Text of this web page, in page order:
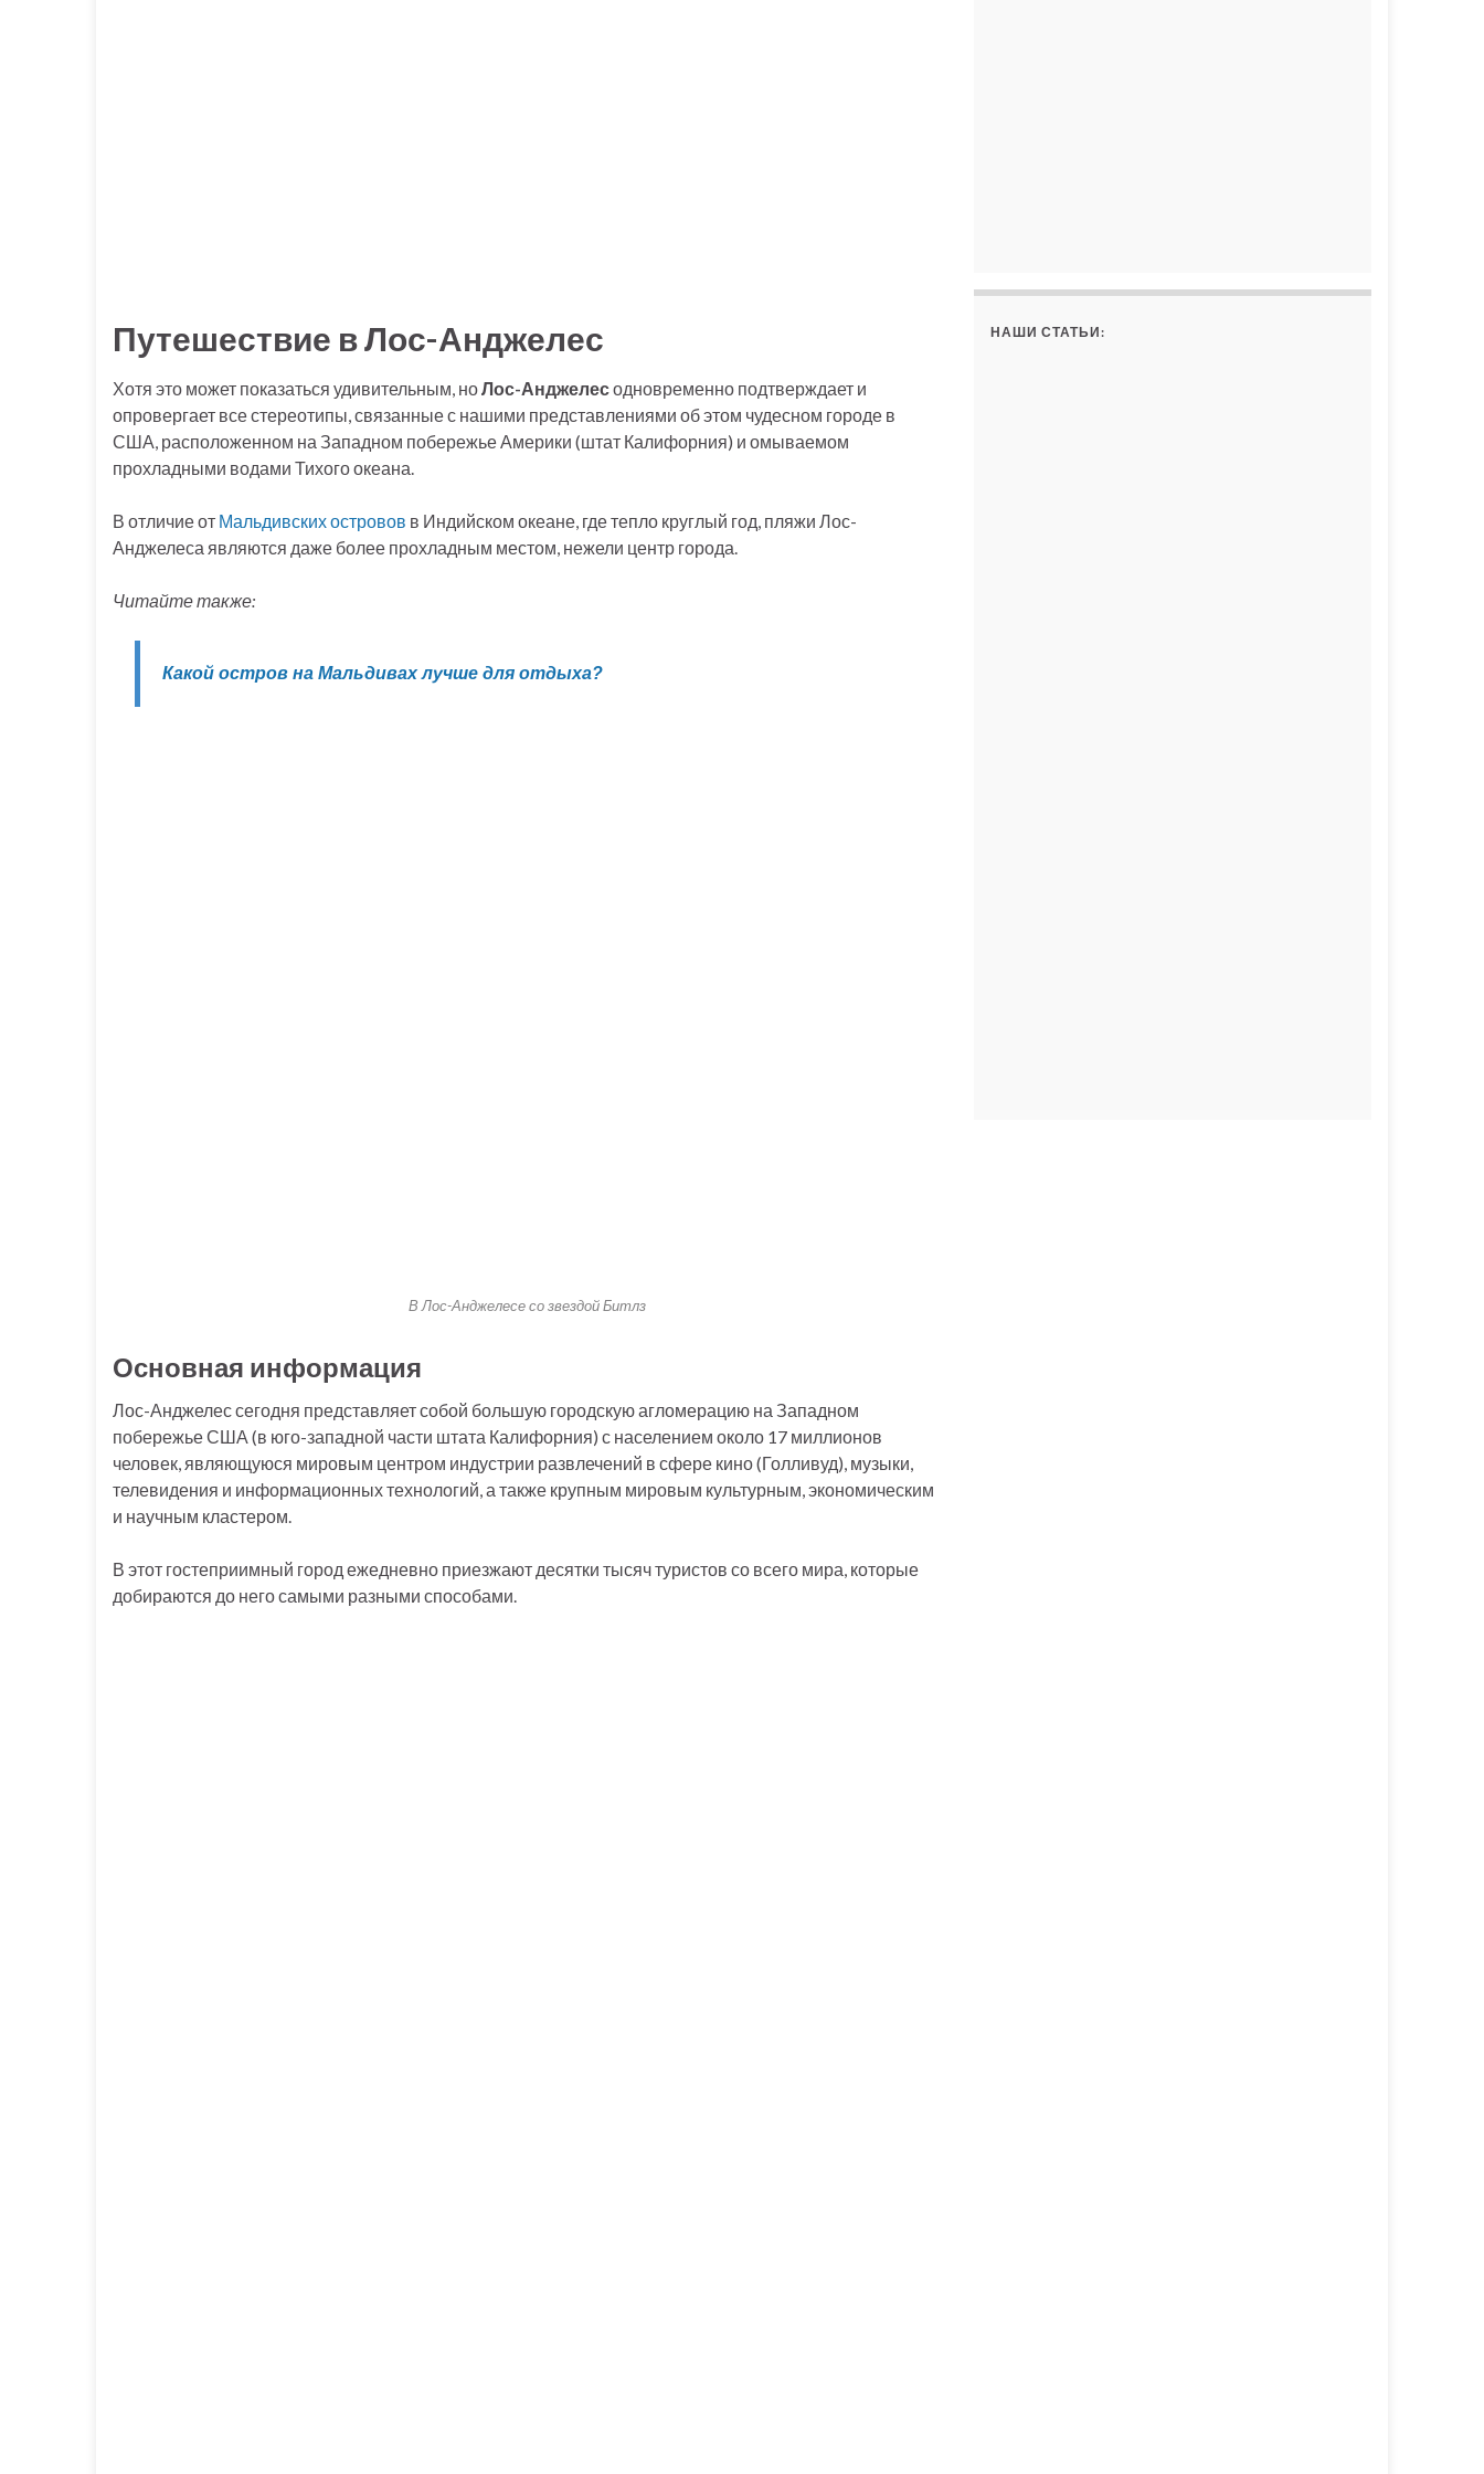
Путешествие в Лос-Анджелес
Хотя это может показаться удивительным, но Лос-Анджелесодновременно подтверждает и
опровергает все стереотипы, связанные с нашими представлениями об этом чудесном городе в
США, расположенном на Западном побережье Америки (штат Калифорния) и омываемом
прохладными водами Тихого океана.
В отличие от Мальдивских островов в Индийском океане, где тепло круглый год, пляжи Лос-
Анджелеса являются даже более прохладным местом, нежели центр города.
Читайте также:
Какой остров на Мальдивах лучше для отдыха?
В Лос-Анджелесе со звездой Битлз
Основная информация
Лос-Анджелес сегодня представляет собой большую городскую агломерацию на Западном
побережье США (в юго-западной части штата Калифорния) с населением около 17 миллионов
человек, являющуюся мировым центром индустрии развлечений в сфере кино (Голливуд), музыки,
телевидения и информационных технологий, а также крупным мировым культурным, экономическим
и научным кластером.
В этот гостеприимный город ежедневно приезжают десятки тысяч туристов со всего мира, которые
добираются до него самыми разными способами.
НАШИ СТАТЬИ: